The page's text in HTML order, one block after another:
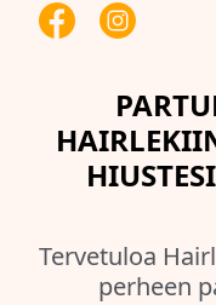
Tervetuloa
perheen